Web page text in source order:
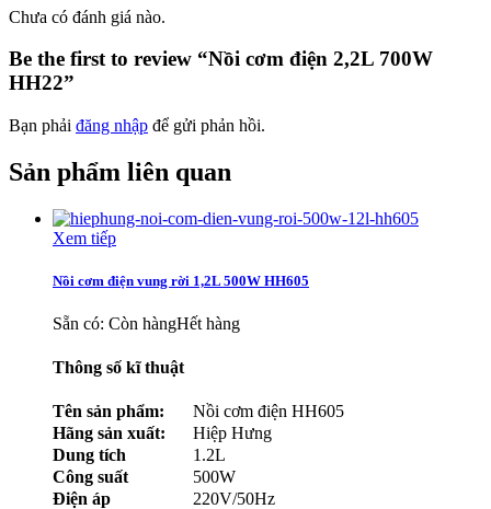
Chưa có đánh giá nào.
Be the first to review “Nồi cơm điện 2,2L 700W
HH22”
Bạn phải đăng nhập để gửi phản hồi.
Sản phẩm liên quan
Xem tiếp
Nồi cơm điện vung rời 1,2L 500W HH605
Sẵn có: Còn hàngHết hàng
Thông số kĩ thuật
Tên sản phẩm:
Nồi cơm điện HH605
Hãng sản xuất:
Hiệp Hưng
Dung tích
1.2L
Công suất
500W
Điện áp
220V/50Hz